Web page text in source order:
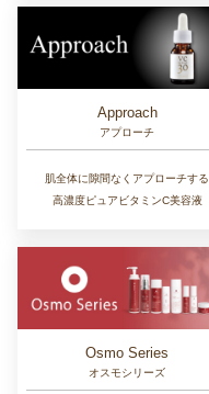
Approach
アプローチ
肌全体に隙間なくアプローチする
高濃度ピュアビタミンC美容液
Osmo Series
オスモシリーズ